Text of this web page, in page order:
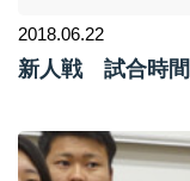
2018.06.22
新人戦 試合時